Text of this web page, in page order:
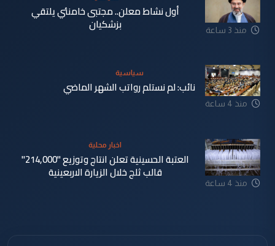
منذ 3 ساعة
أول نشاط معلن.. مجتبى خامنئي يلتقي
بزشكيان
منذ 4 ساعة
سياسية
نائب: لم نستلم رواتب الشهر الماضي
منذ 4 ساعة
اخبار محلية
العتبة الحسينية تعلن انتاج وتوزيع "214,000"
قالب ثلج خلال الزيارة الاربعينية